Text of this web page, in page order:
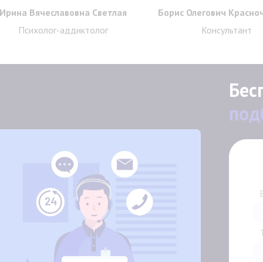
Вячеславовна Светлая
Психолог-аддиктолог
Борис Олегович
Консультант